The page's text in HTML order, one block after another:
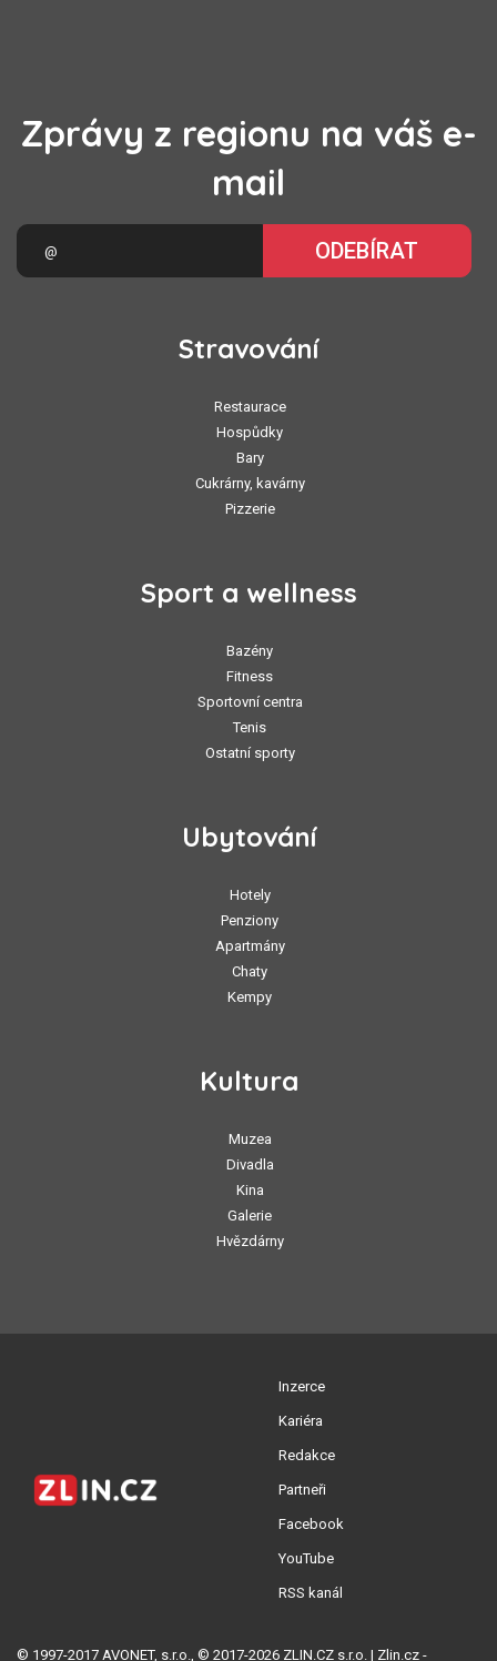
Zprávy z regionu na váš e-
mail
ODEBÍRAT
Stravování
Restaurace
Hospůdky
Bary
Cukrárny, kavárny
Pizzerie
Sport a wellness
Bazény
Fitness
Sportovní centra
Tenis
Ostatní sporty
Ubytování
Hotely
Penziony
Apartmány
Chaty
Kempy
Kultura
Muzea
Divadla
Kina
Galerie
Hvězdárny
Inzerce
Kariéra
Redakce
Partneři
Facebook
YouTube
RSS kanál
© 1997-2017 AVONET, s.r.o., © 2017-2026 ZLIN.CZ s.r.o. | Zlin.cz -